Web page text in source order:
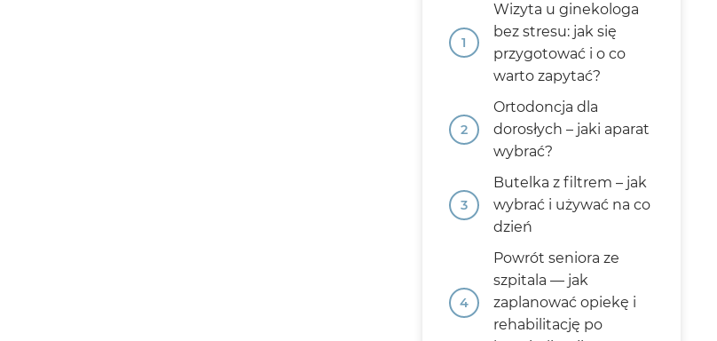
Wizyta u ginekologa
bez stresu: jak się
przygotować i o co
warto zapytać?
Ortodoncja dla
dorosłych – jaki aparat
wybrać?
Butelka z filtrem – jak
wybrać i używać na co
dzień
Powrót seniora ze
szpitala — jak
zaplanować opiekę i
rehabilitację po